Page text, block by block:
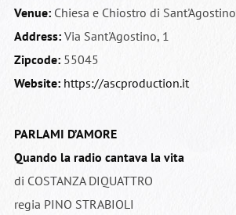
Venue:Chiesa e Chiostro di Sant'Agostino
Address:Via Sant'Agostino, 1
Zipcode:55045
Website: https://ascproduction.it
PARLAMI D’AMORE
Quando la radio cantava la vita
di COSTANZA DIQUATTRO
regia PINO STRABIOLI